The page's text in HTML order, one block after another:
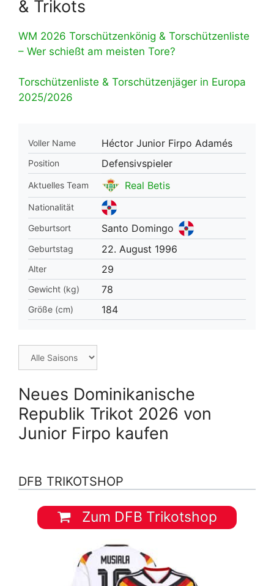
& Trikots
WM 2026 Torschützenkönig & Torschützenliste
– Wer schießt am meisten Tore?
Torschützenliste & Torschützenjäger in Europa
2025/2026
Voller Name Héctor Junior Firpo Adamés
Position Defensivspieler
Aktuelles Team Real Betis
Nationalität
Geburtsort
Santo Domingo
Geburtstag 22. August 1996
Alter 29
Gewicht (kg) 78
Größe (cm) 184
Neues Dominikanische
Republik Trikot 2026 von
Junior Firpo kaufen
DFB TRIKOTSHOP
Zum DFB Trikotshop